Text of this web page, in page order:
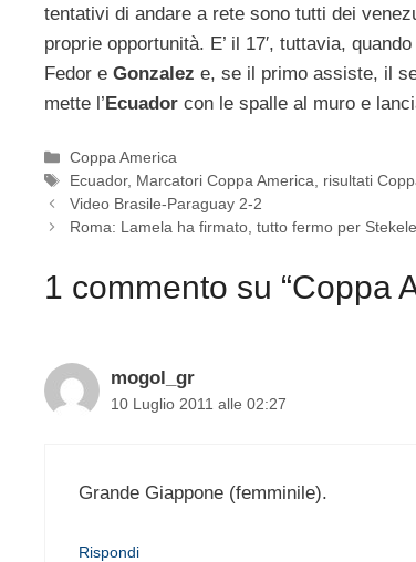
tentativi di andare a rete sono tutti dei
proprie opportunità. E’ il 17′, tuttavia,
Fedor e Gonzalez e, se il primo assiste, il
mette l’Ecuador con le spalle al muro e
Categorie
Coppa America
Tag
Ecuador, Marcatori Coppa America, risultati
Video Brasile-Paraguay 2-2
Roma: Lamela ha firmato, tutto fermo per
1 commento su “Coppa
mogol_gr
10 Luglio 2011 alle 02:27
Grande Giappone (femminile).
Rispondi